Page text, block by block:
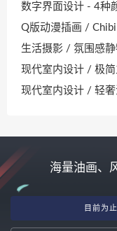
数字界面设计 - 4种
Q版动漫插画 /
生活摄影 / 氛围感
现代室内设计 / 极
现代室内设计 / 轻
海量油画、
目前为